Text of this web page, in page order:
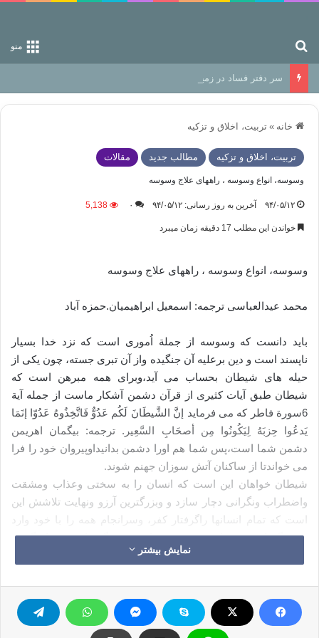
منو
سر دفتر فساد در زمین‌، دوری وکناره‌گیری از راه خداست‌!
خانه » تربیت، اخلاق و تزکیه
تربیت، اخلاق و تزکیه مطالب جدید مقالات
وسوسه، انواع وسوسه ، راههای علاج وسوسه
۹۴/۰۵/۱۲ آخرین به روز رسانی: ۹۴/۰۵/۱۲ ۰ 5,138
خواندن این مطلب 17 دقیقه زمان میبرد
وسوسه، انواع وسوسه ، راههای علاج وسوسه
محمد عیدالعباسی ترجمه: اسمعیل ابراهیمیان.حمزه آباد
باید دانست که وسوسه از جملة اُموری است که نزد خدا بسیار
ناپسند است و دین برعلیه آن جنگیده واز آن تبری جسته، چون یکی از
حیله های شیطان بحساب می آید،وبرای همه مبرهن است که
شیطان طبق آیات کثیری از قرآن دشمن آشکار ماست از جمله آیة
6سورة فاطر که می فرماید إنَّ الشَّیطَانَ لَکُم عَدُوٌّ فَاتَّخِذُوهُ عَدُوّا إنَمَا
یَدعُوا حِزبَهُ لِیَکُونُوا مِن أصحَابِ السَّعِیر. ترجمه: بیگمان اهریمن
دشمن شما است،پس شما هم اورا دشمن بدانیداوپیروان خود را فرا
می خواندتا از ساکنان آتش سوزان جهنم شوند.
شیطان خواهان این است که انسان را به سختی وعذاب ومشقت
واضطراب ونگرانی دچار سازد و وبزرگترین آرزو ونهایت تلاشش این
است که تمام انسانها راگرفتار کفر، وسرانجام همه را با خود وارد
دوزخ گرداند ودر عذاب سخت ورسوایی همیشگی با وی شریک گردند
تا بدین وسیله کینه ای را که ازدیرباز نسبت به انسان در دل
علت این کینه به دل گرفتن نیز معلوم است خداوند متعال درجاهای
زیادی ازقرآن ما را از آن باخبرنموده است که خلاصة آن از این قرار
است:هنگامی که خداآدم ابوالبشر را خلق نمودبه ابلیس وتمام ملائکه
نمایش بیشتر